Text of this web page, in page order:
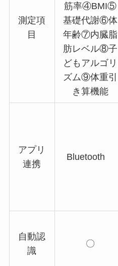
測定項
目
筋率④BMI⑤
基礎代謝⑥体
年齢⑦内臓脂
肪レベル⑧子
どもアルゴリ
ズム⑨体重引
き算機能
アプリ
連携
Bluetooth
自動認
識
〇